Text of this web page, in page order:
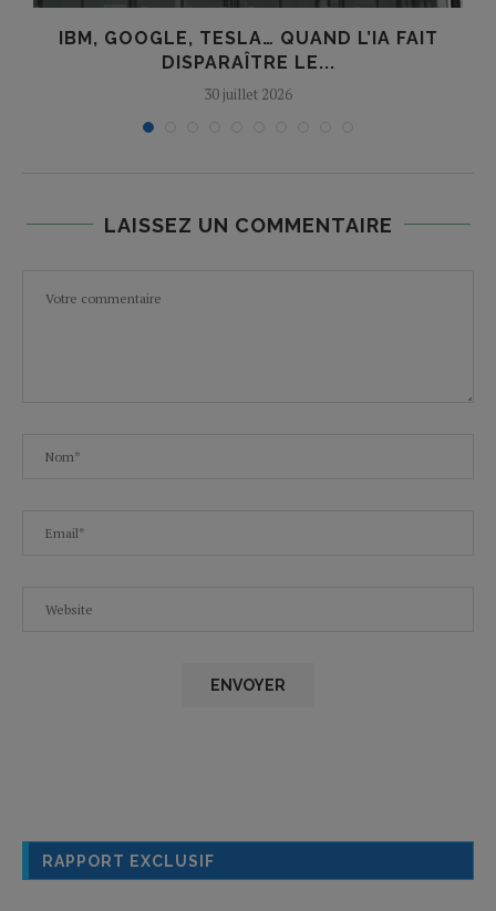
IBM, GOOGLE, TESLA… QUAND L’IA FAIT
DISPARAÎTRE LE...
30 juillet 2026
LAISSEZ UN COMMENTAIRE
RAPPORT EXCLUSIF